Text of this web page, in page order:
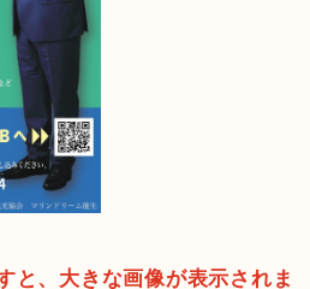
、大きな画像が表示されま